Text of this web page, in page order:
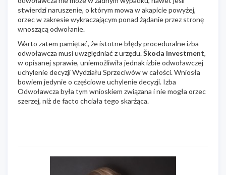
stwierdzi naruszenie, o którym mowa w akapicie powyżej,
orzec w zakresie wykraczającym ponad żądanie przez stronę
wnoszącą odwołanie.
Warto zatem pamiętać, że istotne błędy proceduralne izba
odwoławcza musi uwzględniać z urzędu.Škoda Investment,
w opisanej sprawie, uniemożliwiła jednak izbie odwoławczej
uchylenie decyzji Wydziału Sprzeciwów w całości. Wniosła
bowiem jedynie o częściowe uchylenie decyzji. Izba
Odwoławcza była tym wnioskiem związana i nie mogła orzec
szerzej, niż de facto chciała tego skarżąca.